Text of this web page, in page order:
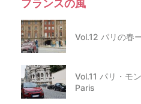
フランスの風
Vol.12 パリの春
Vol.11 パリ・モ
Paris